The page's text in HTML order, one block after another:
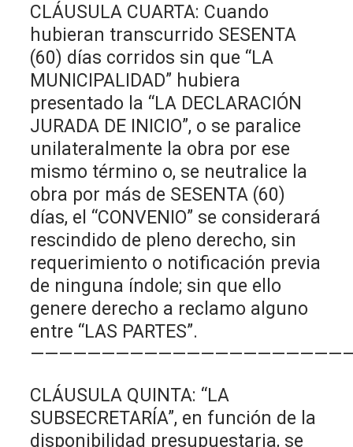
CLÁUSULA CUARTA: Cuando
hubieran transcurrido SESENTA
(60) días corridos sin que “LA
MUNICIPALIDAD” hubiera
presentado la “LA DECLARACIÓN
JURADA DE INICIO”, o se paralice
unilateralmente la obra por ese
mismo término o, se neutralice la
obra por más de SESENTA (60)
días, el “CONVENIO” se considerará
rescindido de pleno derecho, sin
requerimiento o notificación previa
de ninguna índole; sin que ello
genere derecho a reclamo alguno
entre “LAS PARTES”.
CLÁUSULA QUINTA: “LA
SUBSECRETARÍA”, en función de la
disponibilidad presupuestaria, se